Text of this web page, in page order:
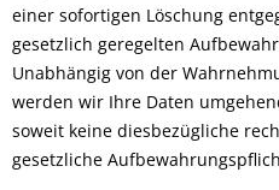
einer sofortigen Löschung
gesetzlich geregelten
Unabhängig von der
werden wir Ihre Daten
soweit keine diesbezügliche
gesetzliche